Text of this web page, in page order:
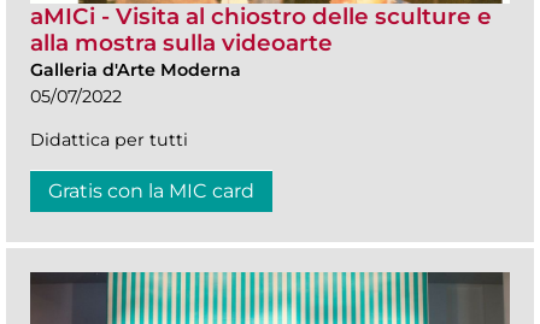
aMICi - Visita al chiostro delle sculture e
alla mostra sulla videoarte
Galleria d'Arte Moderna
05/07/2022
Didattica per tutti
Gratis con la MIC card